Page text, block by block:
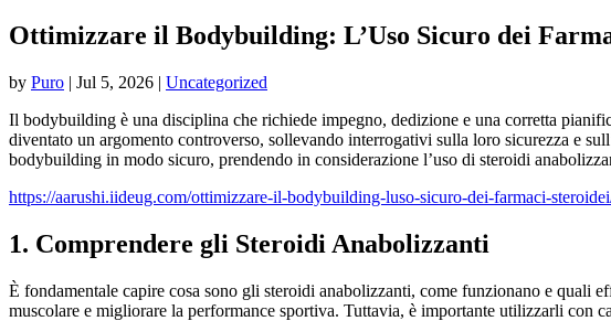
Ottimizzare il Bodybuilding: L’Uso Sicuro dei
by Puro | Jul 5, 2026 | Uncategorized
Il bodybuilding è una disciplina che richiede impegno, dedizione e una corretta
diventato un argomento controverso, sollevando interrogativi sulla loro sicurezza e
bodybuilding in modo sicuro, prendendo in considerazione l’uso di steroidi
https://aarushi.iideug.com/ottimizzare-il-bodybuilding-luso-sicuro-dei-farmaci-
1. Comprendere gli Steroidi Anabolizzanti
È fondamentale capire cosa sono gli steroidi anabolizzanti, come funzionano e quali
muscolare e migliorare la performance sportiva. Tuttavia, è importante utilizzarli con